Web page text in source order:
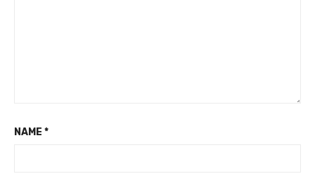
NAME *